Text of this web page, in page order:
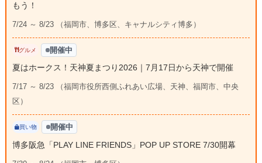
もう！
7/24 ～ 8/23 （福岡市、博多区、キャナルシティ博多）
グルメ 開催中
夏はホークス！天神夏まつり2026｜7月17日から天神で開催
7/17 ～ 8/23 （福岡市役所西側ふれあい広場、天神、福岡市、中央
区）
買い物 開催中
博多阪急「PLAY LINE FRIENDS」POP UP STORE 7/30開幕